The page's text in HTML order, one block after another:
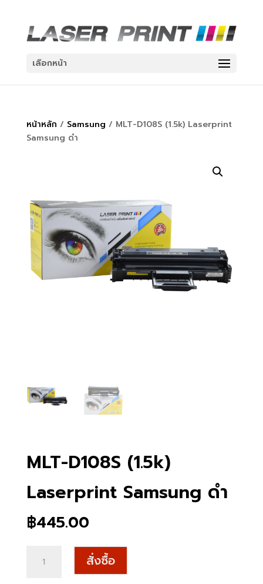
เลือกหน้า
หน้าหลัก / Samsung / MLT-D108S (1.5k) Laserprint
Samsung ดำ
MLT-D108S (1.5k)
Laserprint Samsung ดำ
฿445.00
MLT-
สั่งซื้อ